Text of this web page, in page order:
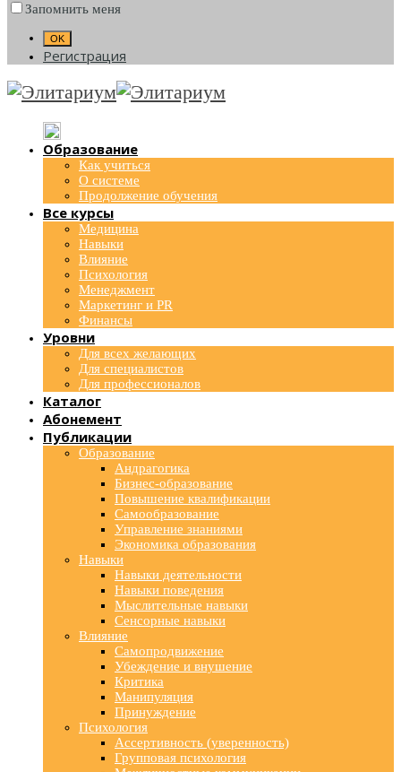
Запомнить меня
Регистрация
Образование
Как учиться
О системе
Продолжение обучения
Все курсы
Медицина
Навыки
Влияние
Психология
Менеджмент
Маркетинг и PR
Финансы
Уровни
Для всех желающих
Для специалистов
Для профессионалов
Каталог
Абонемент
Публикации
Образование
Андрагогика
Бизнес-образование
Повышение квалификации
Самообразование
Управление знаниями
Экономика образования
Навыки
Навыки деятельности
Навыки поведения
Мыслительные навыки
Сенсорные навыки
Влияние
Самопродвижение
Убеждение и внушение
Критика
Манипуляция
Принуждение
Психология
Ассертивность (уверенность)
Групповая психология